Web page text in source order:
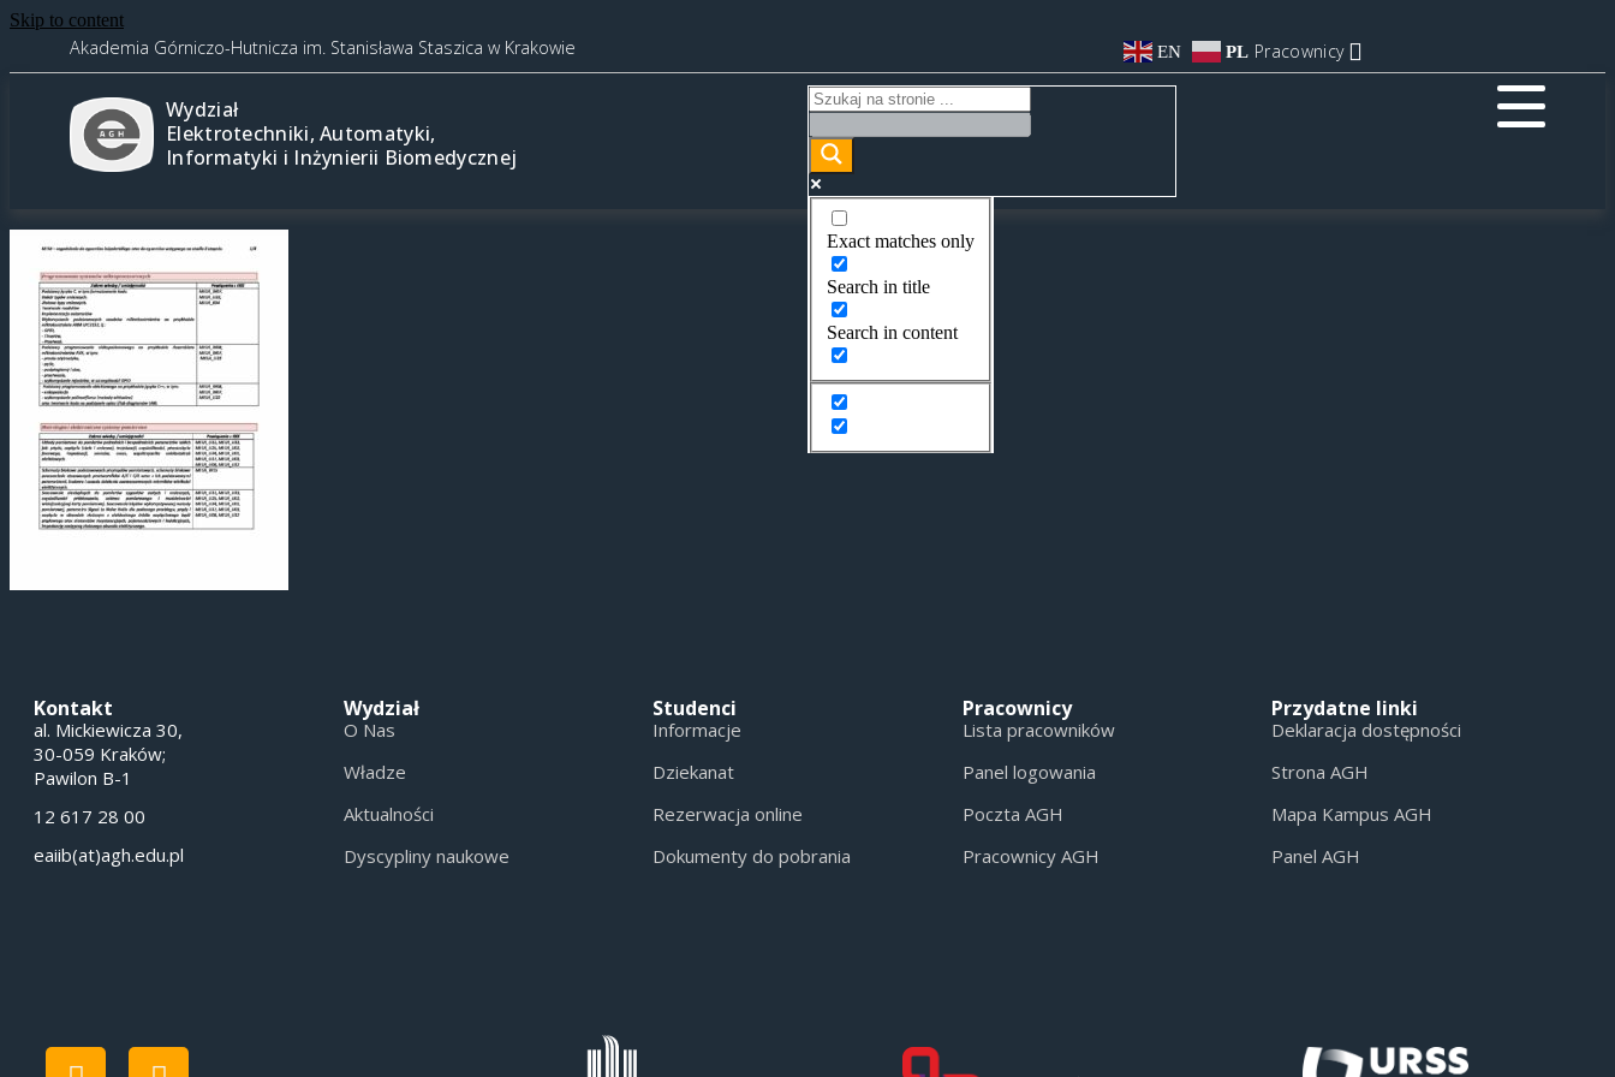
Skip to content
Akademia Górniczo-Hutnicza im. Stanisława Staszica w Krakowie EN PL Pracownicy
Wydział
Elektrotechniki, Automatyki,
Informatyki i Inżynierii Biomedycznej
Exact matches only
Search in title
Search in content
Kontakt
al. Mickiewicza 30,
30-059 Kraków;
Pawilon B-1
12 617 28 00
eaiib(at)agh.edu.pl
Wydział
O Nas
Władze
Aktualności
Dyscypliny naukowe
Studenci
Informacje
Dziekanat
Rezerwacja online
Dokumenty do pobrania
Pracownicy
Lista pracowników
Panel logowania
Poczta AGH
Pracownicy AGH
Przydatne linki
Deklaracja dostępności
Strona AGH
Mapa Kampus AGH
Panel AGH